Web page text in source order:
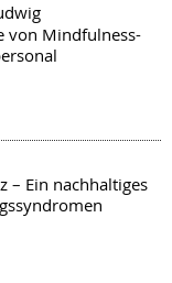
von Mindfulness-
– Ein nachhaltiges